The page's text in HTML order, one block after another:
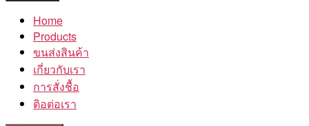
โรงงานHome
Products
ขนส่งสินค้า
เกี่ยวกับเรา
การสั่งชื้อ
ติอต่อเรา